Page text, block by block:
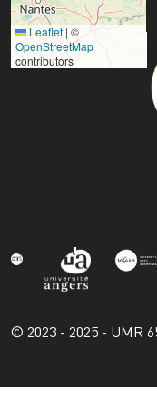
Leaflet | ©
OpenStreetMap
contributors
© 2023 - 2025 - UMR